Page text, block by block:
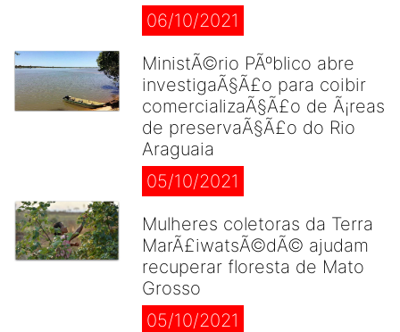
06/10/2021
MinistÃ©rio PÃºblico abre
investigaÃ§Ã£o para coibir
comercializaÃ§Ã£o de Ã¡reas
de preservaÃ§Ã£o do Rio
Araguaia
05/10/2021
Mulheres coletoras da Terra
MarÃ£iwatsÃ©dÃ© ajudam
recuperar floresta de Mato
Grosso
05/10/2021